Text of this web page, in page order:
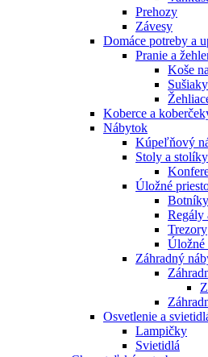
Prehozy
Závesy
Domáce potreby a
Pranie a
Koše
Koberce a
Nábytok
Kúpeľňový
Stoly a stolíky
Úložné
Botníky
Regály
Trezory
Úložné
Záhradný
Osvetlenie a
Lampičky
Svietidlá